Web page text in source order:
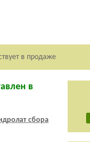
в продаже
в